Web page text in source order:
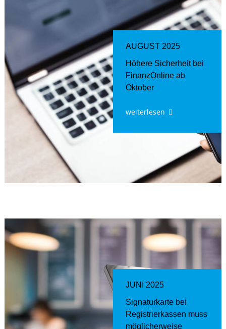
AUGUST 2025
Höhere Sicherheit bei
FinanzOnline ab
Oktober
weiterlesen
JUNI 2025
Signaturkarte bei
Registrierkassen muss
möglicherweise